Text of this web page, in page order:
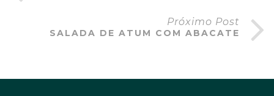
Próximo Post
SALADA DE ATUM COM ABACATE